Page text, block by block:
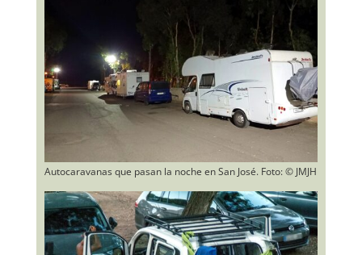
Autocaravanas que pasan la noche en San José. Foto: © JMJH